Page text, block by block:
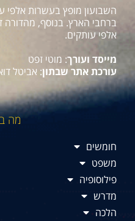
ברחבי הארץ. בנוסף, מהדורה
אלפי עותקים.
מייסד ועורך: מוטי זפט
עורכת אתר שבתון: אביטל
מה
חומשים
משפט
פילוסופיה
מדרש
הלכה